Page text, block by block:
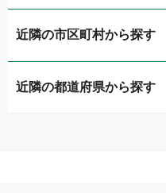
ガリバー静岡流通通り店
LIBERALA リベラーラ静岡
近隣の市区町村から探す
静岡市葵区
近隣の都道府県から探す